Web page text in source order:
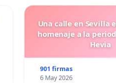
Una calle en Sevilla
homenaje a la
Hevia
901 firmas
6 May 2026